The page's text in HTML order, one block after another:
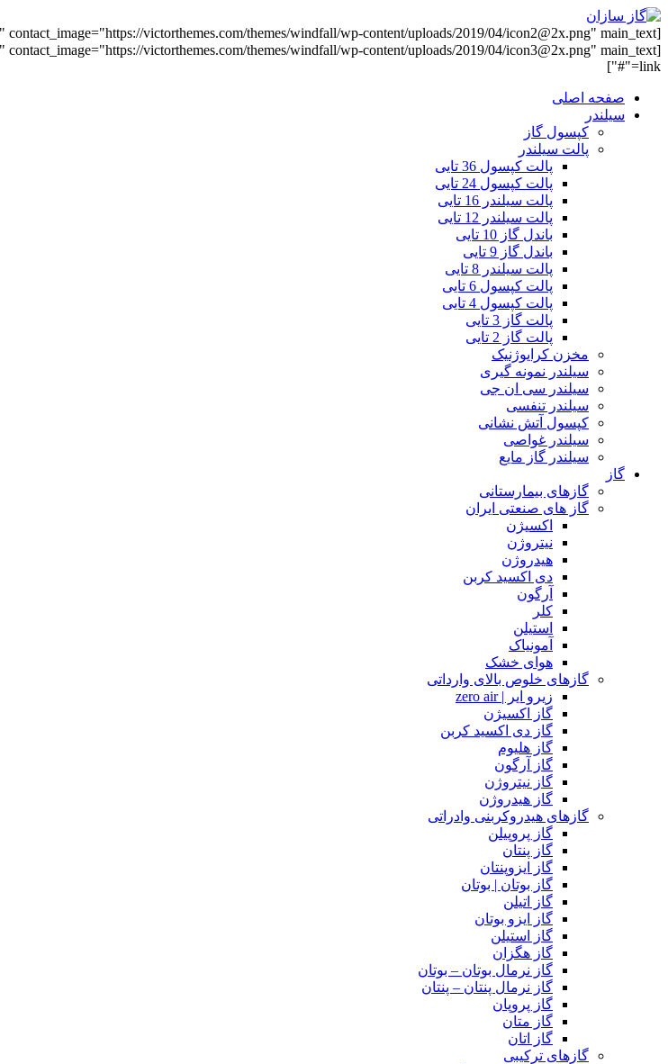
link="#"]
صفحه اصلی
سیلندر
کپسول گاز
پالت سیلندر
پالت کپسول 36 تایی
پالت کپسول 24 تایی
پالت سیلندر 16 تایی
پالت سیلندر 12 تایی
باندل گاز 10 تایی
باندل گاز 9 تایی
پالت سیلندر 8 تایی
پالت کپسول 6 تایی
پالت کپسول 4 تایی
پالت گاز 3 تایی
پالت گاز 2 تایی
مخزن کرایوژنیک
سیلندر نمونه گیری
سیلندر سی ان جی
سیلندر تنفسی
کپسول آتش نشانی
سیلندر غواصی
سیلندر گاز مایع
گاز
گازهای بیمارستانی
گاز های صنعتی ایران
اکسیژن
نیتروژن
هیدروژن
دی اکسید کربن
آرگون
کلر
استیلن
آمونیاک
هوای خشک
گازهای خلوص بالای وارداتی
زیرو ایر | zero air
گاز اکسیژن
گاز دی اکسید کربن
گاز هلیوم
گاز آرگون
گاز نیتروژن
گاز هیدروژن
گازهای هیدروکربنی وادراتی
گاز پروپیلن
گاز پنتان
گاز ایزوپنتان
گاز بوتان | بوتان
گاز اتیلن
گاز ایزو بوتان
گاز استیلن
گاز هگزان
گاز نرمال بوتان – بوتان
گاز نرمال پنتان – پنتان
گاز پروپان
گاز متان
گاز اتان
گازهای ترکیبی